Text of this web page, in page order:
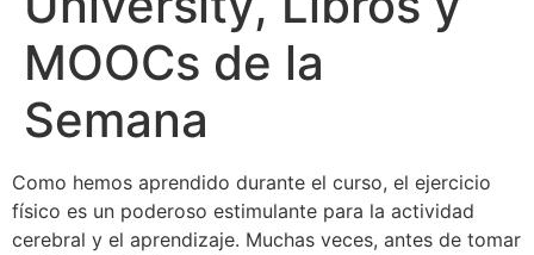
MOOCs de la
Semana
Como hemos aprendido durante el curso, el ejercicio
físico es un poderoso estimulante para la actividad
cerebral y el aprendizaje. Muchas veces, antes de tomar